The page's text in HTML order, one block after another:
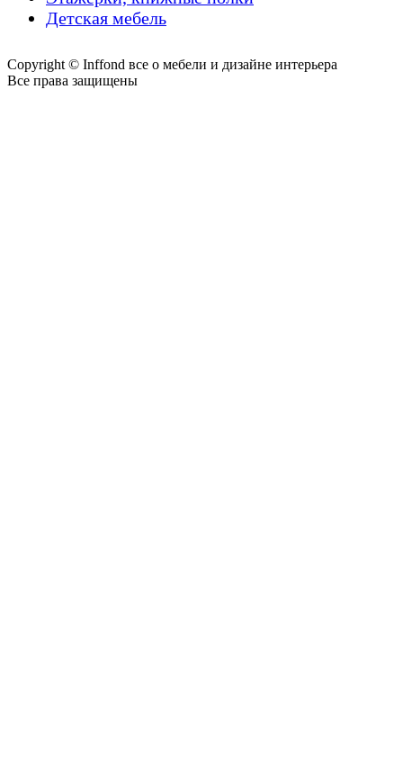
Детская мебель
Copyright © Inffond все о мебели и дизайне интерьера
Все права защищены